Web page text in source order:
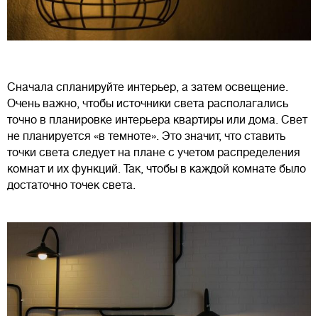
Сначала спланируйте интерьер, а затем освещение.
Очень важно, чтобы источники света располагались
точно в планировке интерьера квартиры или дома. Свет
не планируется «в темноте». Это значит, что ставить
точки света следует на плане с учетом распределения
комнат и их функций. Так, чтобы в каждой комнате было
достаточно точек света.